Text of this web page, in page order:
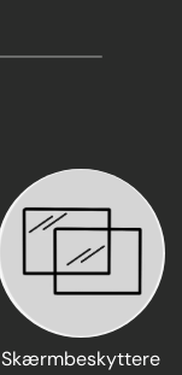
Skærmbeskyttere